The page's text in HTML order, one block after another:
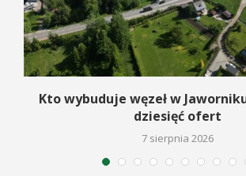
Kto wybuduje węzeł w
dziesięć ofert
7 sierpnia 2026